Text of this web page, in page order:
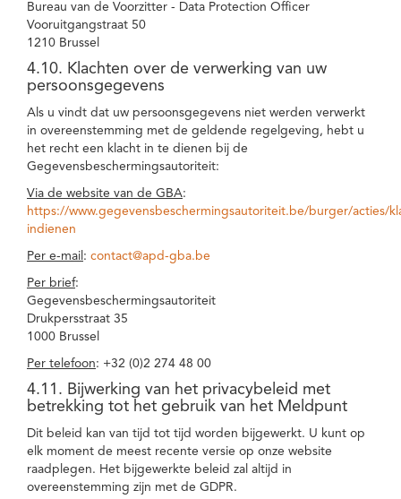
Bureau van de Voorzitter - Data Protection Officer
Vooruitgangstraat 50
1210 Brussel
4.10. Klachten over de verwerking van uw
persoonsgegevens
Als u vindt dat uw persoonsgegevens niet werden verwerkt
in overeenstemming met de geldende regelgeving, hebt u
het recht een klacht in te dienen bij de
Gegevensbeschermingsautoriteit:
Via de website van de GBA:
https://www.gegevensbeschermingsautoriteit.be/burger/acties/
indienen
Per e-mail : contact@apd-gba.be
Per brief:
Gegevensbeschermingsautoriteit
Drukpersstraat 35
1000 Brussel
Per telefoon: +32 (0)2 274 48 00
4.11. Bijwerking van het privacybeleid met
betrekking tot het gebruik van het Meldpunt
Dit beleid kan van tijd tot tijd worden bijgewerkt. U kunt op
elk moment de meest recente versie op onze website
raadplegen. Het bijgewerkte beleid zal altijd in
overeenstemming zijn met de GDPR.